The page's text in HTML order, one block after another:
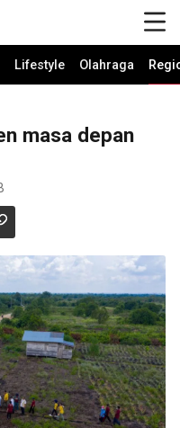
Lifestyle Olahraga
masa depan